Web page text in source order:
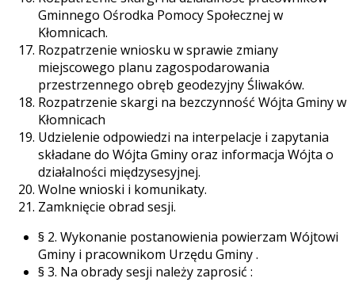
Gminnego Ośrodka Pomocy Społecznej w
Kłomnicach.
Rozpatrzenie wniosku w sprawie zmiany
miejscowego planu zagospodarowania
przestrzennego obręb geodezyjny Śliwaków.
Rozpatrzenie skargi na bezczynność Wójta Gminy w
Kłomnicach
Udzielenie odpowiedzi na interpelacje i zapytania
składane do Wójta Gminy oraz informacja Wójta o
działalności międzysesyjnej.
Wolne wnioski i komunikaty.
Zamknięcie obrad sesji.
§ 2. Wykonanie postanowienia powierzam Wójtowi
Gminy i pracownikom Urzędu Gminy .
§ 3. Na obrady sesji należy zaprosić :